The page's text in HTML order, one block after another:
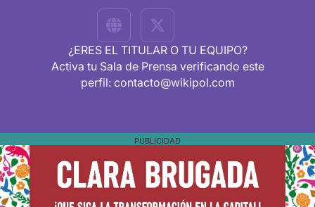
¿ERES EL TITULAR O TU EQUIPO?
Activa tu Sala de Prensa verificando este
perfil: contacto@wikipol.com
PUBLICIDAD